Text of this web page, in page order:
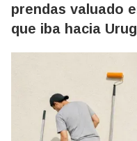
prendas valuado
que iba hacia